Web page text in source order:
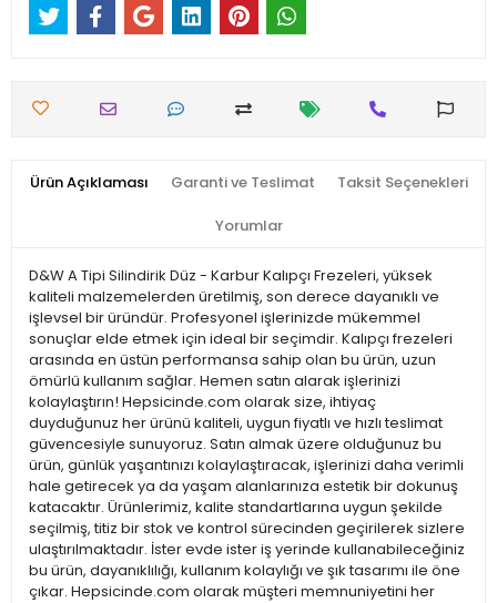
Ürün Açıklaması Garanti ve Teslimat Taksit Seçenekleri
Yorumlar
D&W A Tipi Silindirik Düz - Karbur Kalıpçı Frezeleri, yüksek
kaliteli malzemelerden üretilmiş, son derece dayanıklı ve
işlevsel bir üründür. Profesyonel işlerinizde mükemmel
sonuçlar elde etmek için ideal bir seçimdir. Kalıpçı frezeleri
arasında en üstün performansa sahip olan bu ürün, uzun
ömürlü kullanım sağlar. Hemen satın alarak işlerinizi
kolaylaştırın! Hepsicinde.com olarak size, ihtiyaç
duyduğunuz her ürünü kaliteli, uygun fiyatlı ve hızlı teslimat
güvencesiyle sunuyoruz. Satın almak üzere olduğunuz bu
ürün, günlük yaşantınızı kolaylaştıracak, işlerinizi daha verimli
hale getirecek ya da yaşam alanlarınıza estetik bir dokunuş
katacaktır. Ürünlerimiz, kalite standartlarına uygun şekilde
seçilmiş, titiz bir stok ve kontrol sürecinden geçirilerek sizlere
ulaştırılmaktadır. İster evde ister iş yerinde kullanabileceğiniz
bu ürün, dayanıklılığı, kullanım kolaylığı ve şık tasarımı ile öne
çıkar. Hepsicinde.com olarak müşteri memnuniyetini her